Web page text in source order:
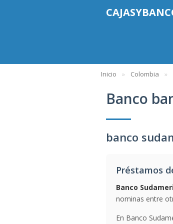
Inicio Colombia
Banco
banco
Préstamos
Banco
nominas entre
En Banco